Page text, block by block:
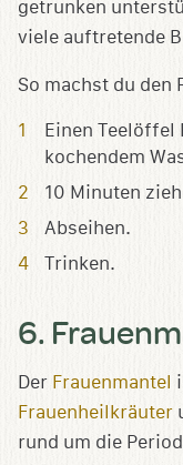
getrunken
viele auftretende
So machst du den
Einen Teelöffel
kochendem
10 Minuten
Abseihen.
Trinken.
6.
Der Frauenmantel
Frauenheilkräuter
rund um die